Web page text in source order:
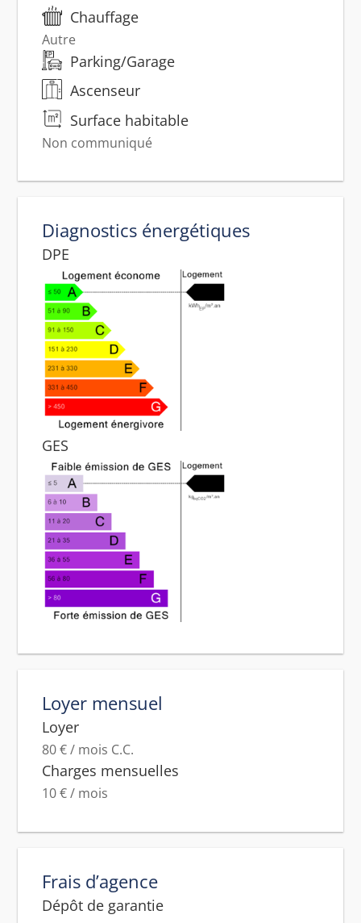
Chauffage
Autre
Parking/Garage
Ascenseur
Surface habitable
Non communiqué
Diagnostics énergétiques
DPE
GES
Loyer mensuel
Loyer
80 € / mois C.C.
Charges mensuelles
10 € / mois
Frais d’agence
Dépôt de garantie